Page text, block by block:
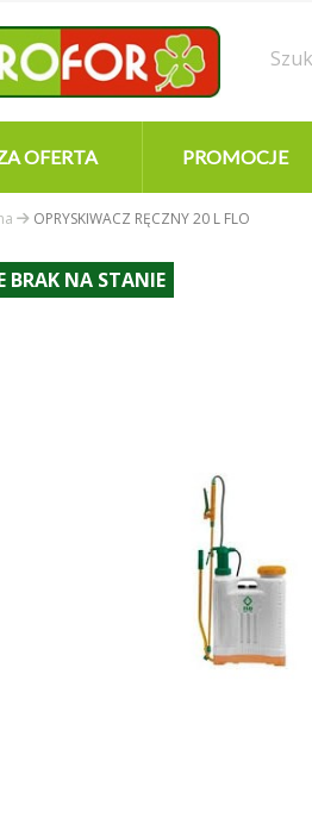
OFERTA PROMOCJE
OPRYSKIWACZ RĘCZNY 20 L FLO
BRAK NA STANIE